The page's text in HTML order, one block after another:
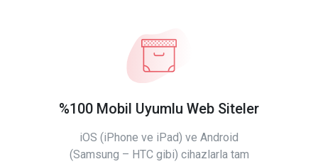
%100 Mobil Uyumlu Web Siteler
iOS (iPhone ve iPad) ve Android
(Samsung – HTC gibi) cihazlarla tam